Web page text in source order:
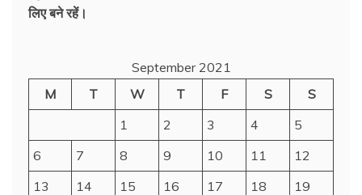
लिए बने रहें।
September 2021
M
T W T F S
S
1
2 3 4
5
6
7 8 9 10 11
12
13
14 15 16 17 18
19